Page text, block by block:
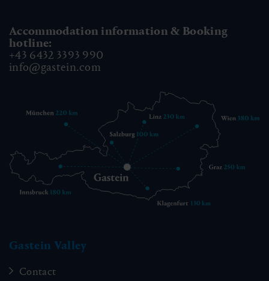
Accommodation information & Booking
hotline:
+43 6432 3393 990
info@gastein.com
Gastein Valley
Contact